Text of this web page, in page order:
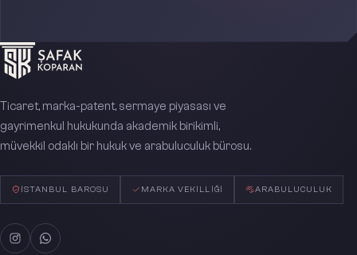
Ticaret, marka-patent, sermaye piyasası ve
gayrimenkul hukukunda akademik birikimli,
müvekkil odaklı bir hukuk ve arabuluculuk bürosu.
İSTANBUL BAROSU MARKA VEKILLIĞI ARABULUCULUK